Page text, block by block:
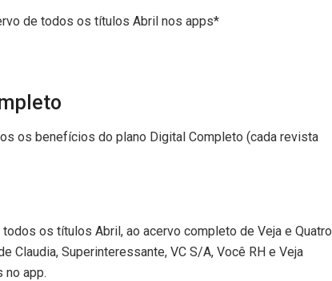
de todos os títulos Abril nos apps*
os benefícios do plano Digital Completo (cada revista
os títulos Abril, ao acervo completo de Veja e Quatro
Claudia, Superinteressante, VC S/A, Você RH e Veja
no app.